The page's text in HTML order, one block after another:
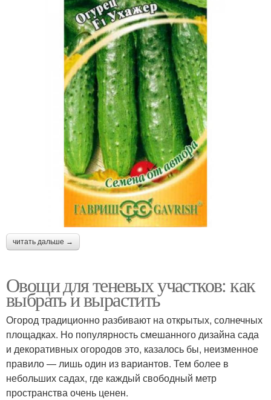
читать дальше →
Овощи для теневых участков: как
выбрать и вырастить
Огород традиционно разбивают на открытых, солнечных
площадках. Но популярность смешанного дизайна сада
и декоративных огородов это, казалось бы, неизменное
правило — лишь один из вариантов. Тем более в
небольших садах, где каждый свободный метр
пространства очень ценен.